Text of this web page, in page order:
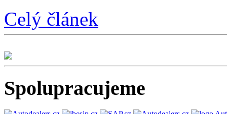
Celý článek
Spolupracujeme